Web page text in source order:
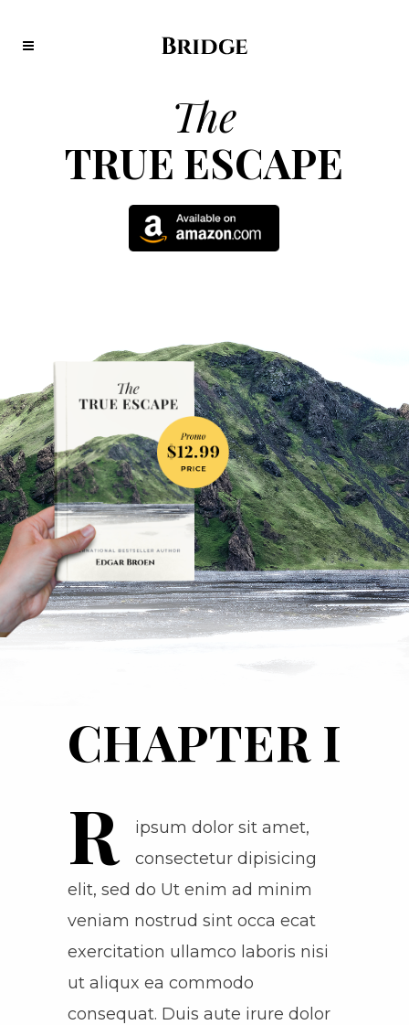
The
TRUE ESCAPE
CHAPTER I
R
ipsum dolor sit amet,
consectetur dipisicing
elit, sed do Ut enim ad minim
veniam nostrud sint occa ecat
exercitation ullamco laboris nisi
ut aliqux ea commodo
consequat. Duis aute irure dolor